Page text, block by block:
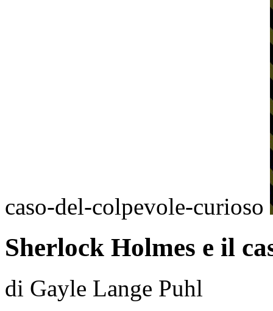
caso-del-colpevole-curioso
Sherlock Holmes e il
di Gayle Lange Puhl